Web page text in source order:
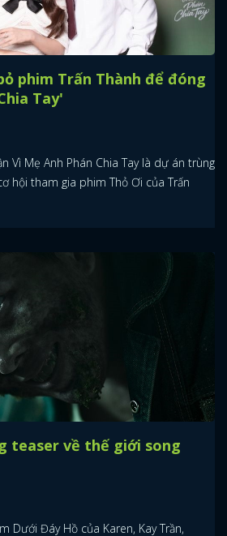
phim Trấn Thành để đóng
Tay'
Vì Mẹ Anh Phán Chia Tay là dự án trùng
hội tham gia phim Thỏ Ơi của Trấn
teaser về thế giới song
Dưới Đáy Hồ của Karen, Kay Trần,